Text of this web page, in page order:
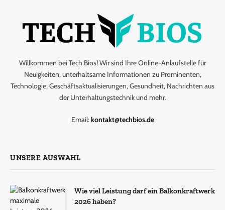
Willkommen bei Tech Bios! Wir sind Ihre Online-Anlaufstelle für
Neuigkeiten, unterhaltsame Informationen zu Prominenten,
Technologie, Geschäftsaktualisierungen, Gesundheit, Nachrichten aus
der Unterhaltungstechnik und mehr.
Email:kontakt@techbios.de
UNSERE AUSWAHL
Wie viel Leistung darf ein Balkonkraftwerk
2026 haben?